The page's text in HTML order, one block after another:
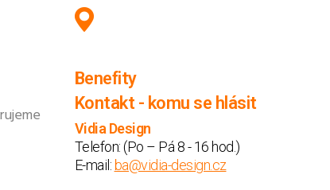
Benefity
Kontakt - komu se hlásit
Vidia Design
Telefon:(Po – Pá 8 - 16 hod.)
E-mail: ba@vidia-design.cz